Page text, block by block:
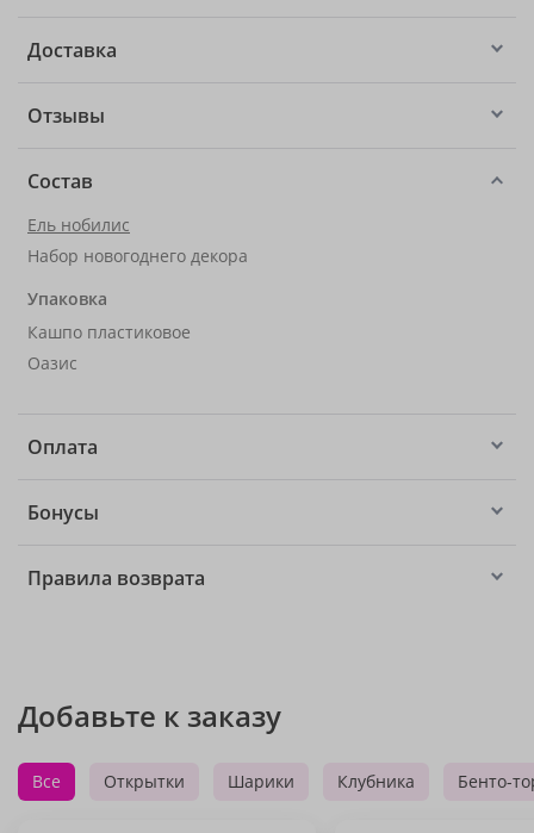
Доставка
Отзывы
Состав
Ель нобилис
Набор новогоднего декора
Упаковка
Кашпо пластиковое
Оазис
Оплата
Бонусы
Правила возврата
Добавьте к заказу
Все Открытки Шарики Клубника Бенто-